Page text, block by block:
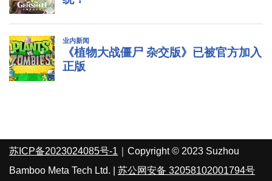
苏ICP备2023024085号-1 ｜Copyright © 2023 Suzhou
Bamboo Meta Tech Ltd. | 苏公网安备 32058102001794号